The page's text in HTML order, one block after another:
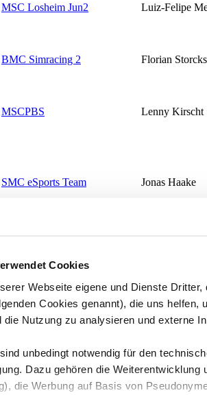
Cookies
Webseite eigene und Dienste
Cookies genannt), die uns helfen,
die Nutzung zu analysieren und externe
unbedingt notwendig für den
Dazu gehören die
die Werbung auf Basis von
MSC Losheim Jun2 Luiz-Felipe
BMC Simracing 2 Florian Storcks
MSCPBS Lenny Kirscht
SMC eSports Team Jonas Haake
Ingelheim eSports 2 Marcus
BATC Simracer Alex Hause